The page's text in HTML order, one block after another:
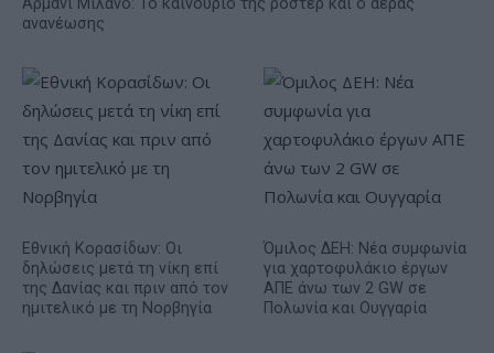
ανανέωσης
Εθνική Κορασίδων: Οι
δηλώσεις μετά τη νίκη επί
της Δανίας και πριν από τον
ημιτελικό με τη Νορβηγία
Όμιλος ΔΕΗ: Νέα συμφωνία
για χαρτοφυλάκιο έργων
ΑΠΕ άνω των 2 GW σε
Πολωνία και Ουγγαρία